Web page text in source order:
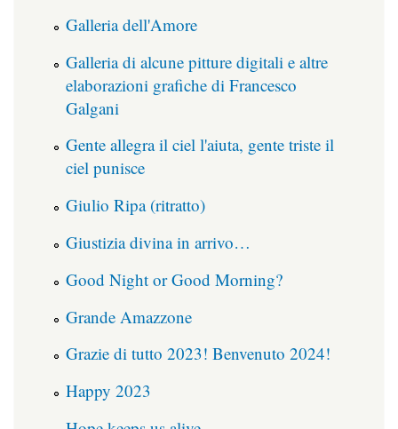
Galleria dell'Amore
Galleria di alcune pitture digitali e altre
elaborazioni grafiche di Francesco
Galgani
Gente allegra il ciel l'aiuta, gente triste il
ciel punisce
Giulio Ripa (ritratto)
Giustizia divina in arrivo…
Good Night or Good Morning?
Grande Amazzone
Grazie di tutto 2023! Benvenuto 2024!
Happy 2023